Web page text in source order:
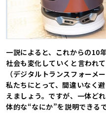
一説によると、これからの10
社会も変化していくと言われ
（デジタルトランスフォーメ
私たちにとって、間違いなく
えましょう。ですが、一体ど
体的な“なにか”を説明できる